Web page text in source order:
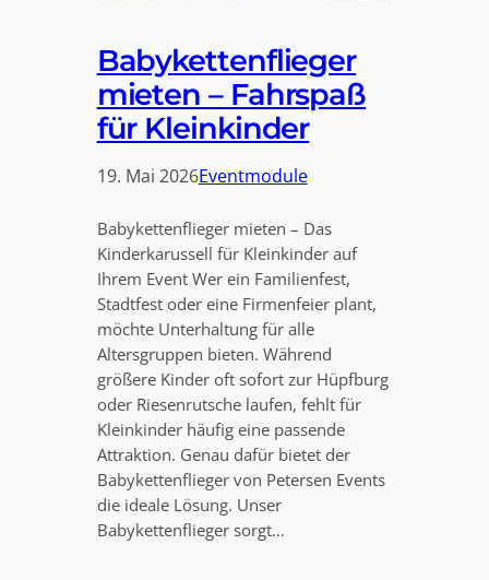
Babykettenflieger
mieten – Fahrspaß
für Kleinkinder
19. Mai 2026Eventmodule
Babykettenflieger mieten – Das
Kinderkarussell für Kleinkinder auf
Ihrem Event Wer ein Familienfest,
Stadtfest oder eine Firmenfeier plant,
möchte Unterhaltung für alle
Altersgruppen bieten. Während
größere Kinder oft sofort zur Hüpfburg
oder Riesenrutsche laufen, fehlt für
Kleinkinder häufig eine passende
Attraktion. Genau dafür bietet der
Babykettenflieger von Petersen Events
die ideale Lösung. Unser
Babykettenflieger sorgt…